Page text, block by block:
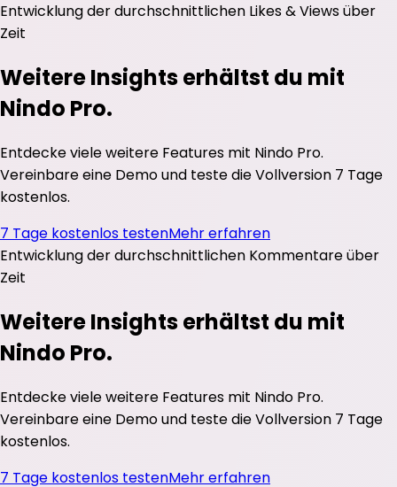
Entwicklung der durchschnittlichen Likes&Viewsüber
Zeit
Weitere Insights erhältst du mit
Nindo Pro.
Entdecke viele weitere Features mit Nindo Pro.
Vereinbare eine Demo und teste die Vollversion 7 Tage
kostenlos.
7 Tage kostenlos testenMehr erfahren
Entwicklung der durchschnittlichen Kommentareüber
Zeit
Weitere Insights erhältst du mit
Nindo Pro.
Entdecke viele weitere Features mit Nindo Pro.
Vereinbare eine Demo und teste die Vollversion 7 Tage
kostenlos.
7 Tage kostenlos testenMehr erfahren